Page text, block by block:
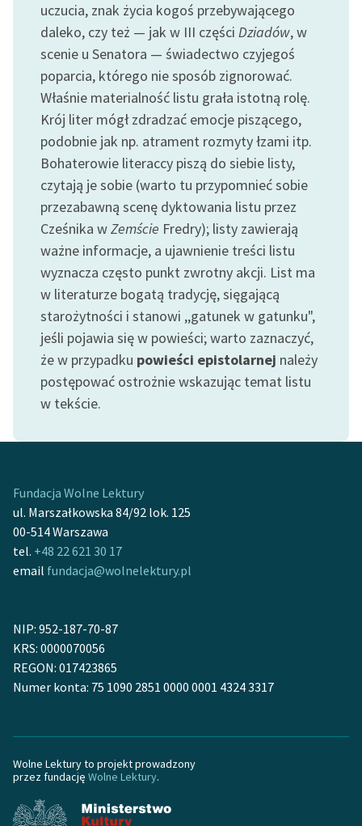
Feministyczne inspiracje.
Popularyzacja
skandynawskiej literatury
feministycznej
Ręce pełne poezji
Kolekcje edukacyjne
twórców przechodzących
do domeny publicznej,
lektur szkolnych oraz
Starego Testamentu
Odkurzamy bohaterów
Szkoła Poezji Wolnych
Lektur
O nas
O projekcie
Zespół
Zasady wykorzystania
Wolnych Lektur
Logotypy
Materiały promocyjne
Regulamin biblioteki
Informacja o treściach
wrażliwych
Deklaracja dostępności
uczucia, znak życia kogoś przebywającego
daleko, czy też — jak w III części Dziadów, w
scenie u Senatora — świadectwo czyjegoś
poparcia, którego nie sposób zignorować.
Właśnie materialność listu grała istotną rolę.
Krój liter mógł zdradzać emocje piszącego,
podobnie jak np. atrament rozmyty łzami itp.
Bohaterowie literaccy piszą do siebie listy,
czytają je sobie (warto tu przypomnieć sobie
przezabawną scenę dyktowania listu przez
Cześnika wZemście Fredry); listy zawierają
ważne informacje, a ujawnienie treści listu
wyznacza często punkt zwrotny akcji. List ma
w literaturze bogatą tradycję, sięgającą
starożytności i stanowi ,,gatunek w gatunku",
jeśli pojawia się w powieści; warto zaznaczyć,
że w przypadku powieści epistolarnej należy
postępować ostrożnie wskazując temat listu
w tekście.
Fundacja Wolne Lektury
ul. Marszałkowska 84/92 lok. 125
00-514 Warszawa
tel. +48 22 621 30 17
email fundacja@wolnelektury.pl
NIP: 952-187-70-87
KRS: 0000070056
REGON: 017423865
Numer konta: 75 1090 2851 0000 0001 4324 3317
Wolne Lektury to projekt prowadzony
przez fundację Wolne Lektury.